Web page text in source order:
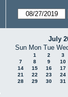
July
Sun Mon Tue
1 2
3
7
8 9
10
14
15 16
17
21
22 23
24
28
29 30 31